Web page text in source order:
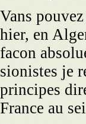
Vans
hier, en
facon
sionistes je
principes
France au